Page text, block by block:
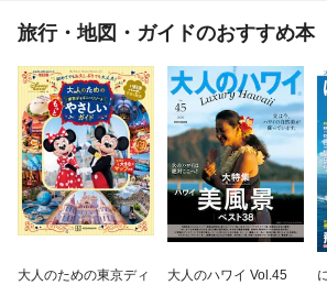
旅行・地図・ガイドのおすすめ本
大人のための東京ディ
大人のハワイ Vol.45